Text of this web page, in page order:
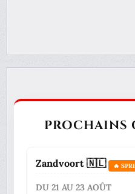
PROCHAINS
Zandvoort 🇳🇱 🔥
DU 21 AU 23 AOÛT